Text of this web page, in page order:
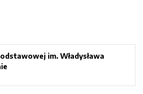
im. Władysława
e